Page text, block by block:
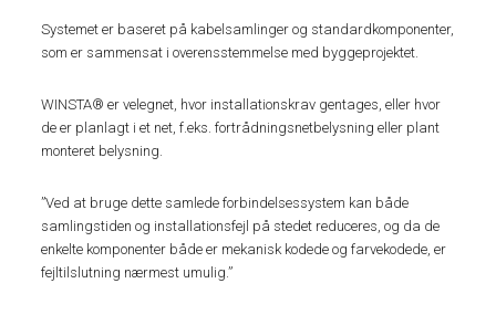
Systemet er baseret på kabelsamlinger og standardkomponenter,
som er sammensat i overensstemmelse med byggeprojektet.
WINSTA® er velegnet, hvor installationskrav gentages, eller hvor
de er planlagt i et net, f.eks. fortrådningsnetbelysning eller plant
monteret belysning.
”Ved at bruge dette samlede forbindelsessystem kan både
samlingstiden og installationsfejl på stedet reduceres, og da de
enkelte komponenter både er mekanisk kodede og farvekodede, er
fejltilslutning nærmest umulig.”